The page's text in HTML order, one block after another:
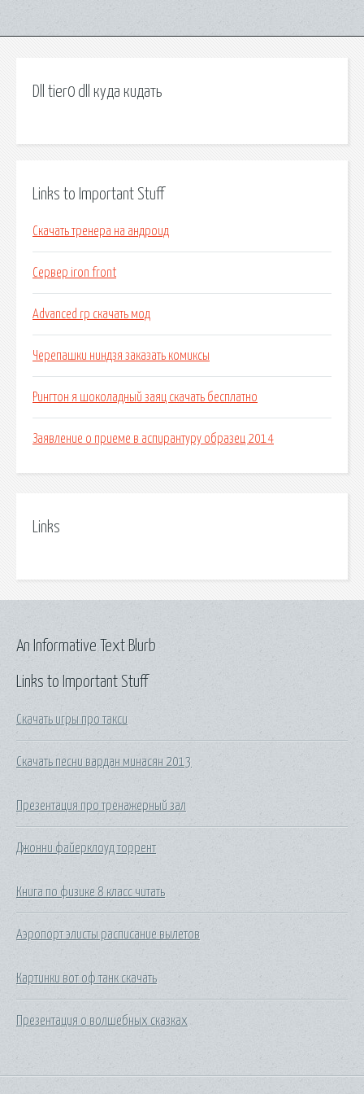
Dll tier0 dll куда кидать
Links to Important Stuff
Скачать тренера на андроид
Сервер iron front
Advanced rp скачать мод
Черепашки ниндзя заказать комиксы
Рингтон я шоколадный заяц скачать бесплатно
Заявление о приеме в аспирантуру образец 2014
Links
Links to Important Stuff
Скачать игры про такси
Скачать песни вардан минасян 2013
Презентация про тренажерный зал
Джонни файерклоуд торрент
Книга по физике 8 класс читать
Аэропорт элисты расписание вылетов
Картинки вот оф танк скачать
Презентация о волшебных сказках
An Informative Text Blurb